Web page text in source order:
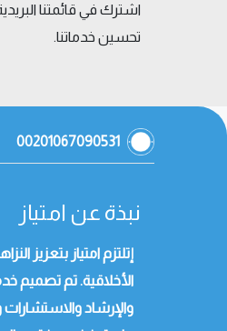
اشترك في قائمتنا
تحسين خدماتنا.
00201067090531
نبذة عن امتياز
إتلتزم امتياز بتعزيز
الأخلاقية. تم تصميم
والإرشاد